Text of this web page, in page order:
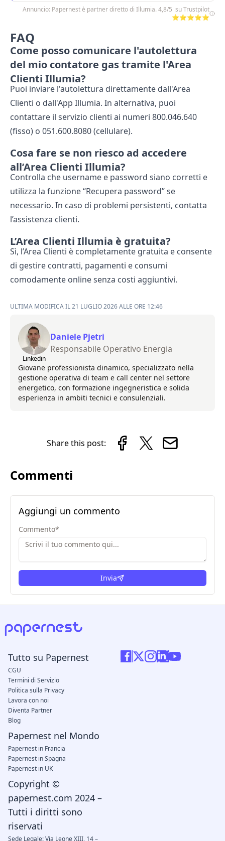
Annuncio: Papernest è partner diretto di Illumia. 4,8/5 su Trustpilot
⭐⭐⭐⭐⭐
FAQ
Come posso comunicare l'autolettura
del mio contatore gas tramite l'Area
Clienti Illumia?
Puoi inviare l'autolettura direttamente dall'Area
Clienti o dall'App Illumia. In alternativa, puoi
contattare il servizio clienti ai numeri 800.046.640
(fisso) o 051.600.8080 (cellulare).
Cosa fare se non riesco ad accedere
all’Area Clienti Illumia?
Controlla che username e password siano corretti e
utilizza la funzione “Recupera password” se
necessario. In caso di problemi persistenti, contatta
l’assistenza clienti.
L’Area Clienti Illumia è gratuita?
Sì, l’Area Clienti è completamente gratuita e consente
di gestire contratti, pagamenti e consumi
comodamente online senza costi aggiuntivi.
ULTIMA MODIFICA IL 21 LUGLIO 2026 ALLE ORE 12:46
Linkedin
Daniele Pjetri
Responsabile Operativo Energia
Giovane professionista dinamico, specializzato nella
gestione operativa di team e call center nel settore
energetico, con formazione ingegneristica e solida
esperienza in ambiti tecnici e consulenziali.
Share this post:
Commenti
Aggiungi un commento
Commento*
Invia
Tutto su Papernest
CGU
Termini di Servizio
Politica sulla Privacy
Lavora con noi
Diventa Partner
Blog
Papernest nel Mondo
Papernest in Francia
Papernest in Spagna
Papernest in UK
Copyright ©
papernest.com 2024 –
Tutti i diritti sono
riservati
Sede Legale: Via Leone XIII, 14 –